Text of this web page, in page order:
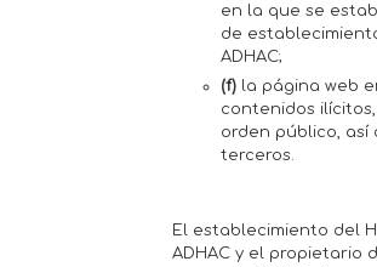
en la que se
de
ADHAC;
(f) la página web
contenidos
orden público,
terceros.
El establecimiento del
ADHAC y el propietario